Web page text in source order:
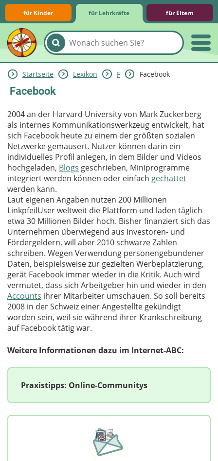
für Kinder für Lehrkräfte für Eltern
Lernmodule
Unterrichts­materialien
Internet-ABC-Schule
Praxishilfen
Aktuelles
Startseite Lexikon F Facebook
Facebook
2004 an der Harvard University von Mark Zuckerberg
als internes Kommunikationswerkzeug entwickelt, hat
sich Facebook heute zu einem der größten sozialen
Netzwerke gemausert. Nutzer können darin ein
individuelles Profil anlegen, in dem Bilder und Videos
hochgeladen, Blogs geschrieben, Miniprogramme
integriert werden können oder einfach gechattet
werden kann.
Laut eigenen Angaben nutzen 200 Millionen
LinkpfeilUser weltweit die Plattform und laden täglich
etwa 30 Millionen Bilder hoch. Bisher finanziert sich das
Unternehmen überwiegend aus Investoren- und
Fördergeldern, will aber 2010 schwarze Zahlen
schreiben. Wegen Verwendung personengebundener
Daten, beispielsweise zur gezielten Werbeplatzierung,
gerät Facebook immer wieder in die Kritik. Auch wird
vermutet, dass sich Arbeitgeber hin und wieder in den
Accounts ihrer Mitarbeiter umschauen. So soll bereits
2008 in der Schweiz einer Angestellte gekündigt
worden sein, weil sie während ihrer Krankschreibung
auf Facebook tätig war.
Weitere Informationen dazu im Internet-ABC:
Praxistipps: Online-Communitys